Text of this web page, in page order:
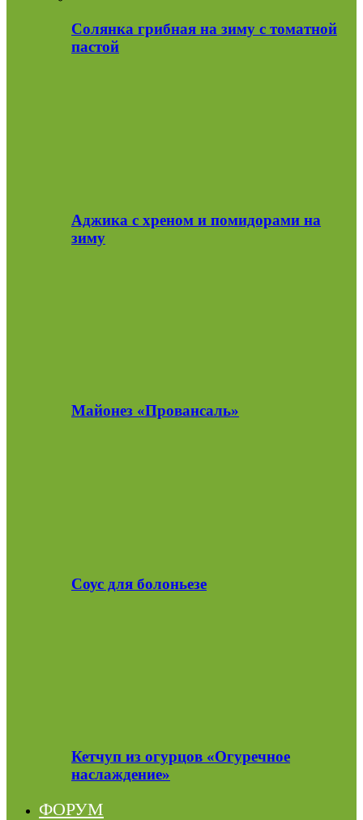
Солянка грибная на зиму с томатной
пастой
Аджика с хреном и помидорами на
зиму
Майонез «Провансаль»
Соус для болоньезе
Кетчуп из огурцов «Огуречное
наслаждение»
ФОРУМ